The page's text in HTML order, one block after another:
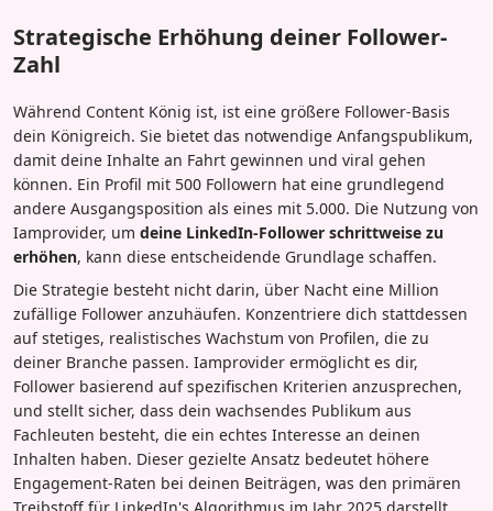
Strategische Erhöhung deiner Follower-
Zahl
Während Content König ist, ist eine größere Follower-Basis
dein Königreich. Sie bietet das notwendige Anfangspublikum,
damit deine Inhalte an Fahrt gewinnen und viral gehen
können. Ein Profil mit 500 Followern hat eine grundlegend
andere Ausgangsposition als eines mit 5.000. Die Nutzung von
Iamprovider, um deine LinkedIn-Follower schrittweise zu
erhöhen, kann diese entscheidende Grundlage schaffen.
Die Strategie besteht nicht darin, über Nacht eine Million
zufällige Follower anzuhäufen. Konzentriere dich stattdessen
auf stetiges, realistisches Wachstum von Profilen, die zu
deiner Branche passen. Iamprovider ermöglicht es dir,
Follower basierend auf spezifischen Kriterien anzusprechen,
und stellt sicher, dass dein wachsendes Publikum aus
Fachleuten besteht, die ein echtes Interesse an deinen
Inhalten haben. Dieser gezielte Ansatz bedeutet höhere
Engagement-Raten bei deinen Beiträgen, was den primären
Treibstoff für LinkedIn's Algorithmus im Jahr 2025 darstellt.